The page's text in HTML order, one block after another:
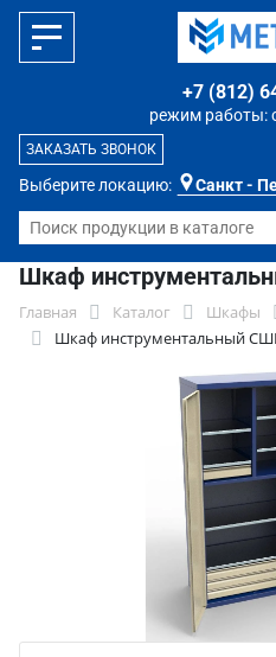
Выберите локацию: Санкт -
режим работы:
+7 (812)
ЗАКАЗАТЬ ЗВОНОК
Шкаф
Главная Каталог Шкафы
Шкаф инструментальный